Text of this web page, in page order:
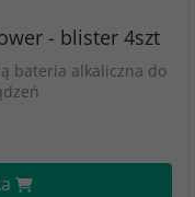
- blister 4szt
bateria alkaliczna do